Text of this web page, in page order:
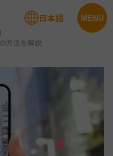
MENU
日本語
方法を解説